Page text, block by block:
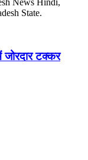
State.
टक्कर